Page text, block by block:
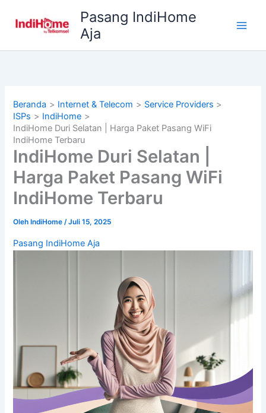
Pasang IndiHome
Aja
Beranda Internet & Telecom
Service Providers
ISPs
IndiHome
IndiHome Duri Selatan | Harga Paket Pasang WiFi
IndiHome Terbaru
IndiHome Duri Selatan |
Harga Paket Pasang WiFi
IndiHome Terbaru
Oleh IndiHome/Juli 15, 2025
Pasang IndiHome Aja